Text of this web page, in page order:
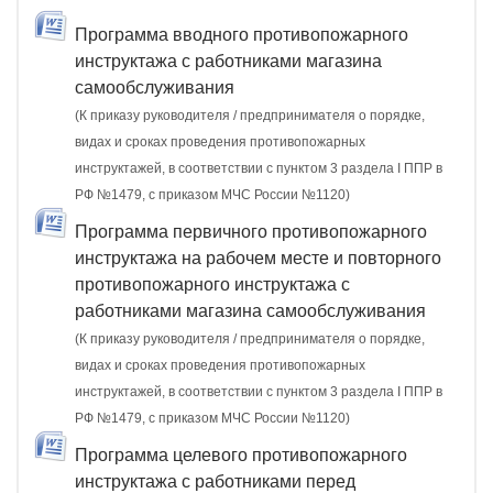
Программа вводного противопожарного
инструктажа с работниками магазина
самообслуживания
(К приказу руководителя / предпринимателя о порядке,
видах и сроках проведения противопожарных
инструктажей, в соответствии с пунктом 3 раздела I ППР в
РФ №1479, с приказом МЧС России №1120)
Программа первичного противопожарного
инструктажа на рабочем месте и повторного
противопожарного инструктажа с
работниками магазина самообслуживания
(К приказу руководителя / предпринимателя о порядке,
видах и сроках проведения противопожарных
инструктажей, в соответствии с пунктом 3 раздела I ППР в
РФ №1479, с приказом МЧС России №1120)
Программа целевого противопожарного
инструктажа с работниками перед